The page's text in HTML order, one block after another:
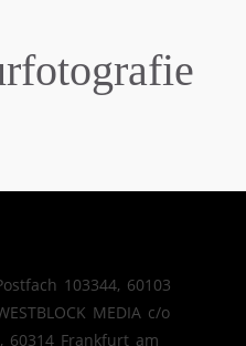
103344, 60103
MEDIA c/o
60314 Frankfurt am